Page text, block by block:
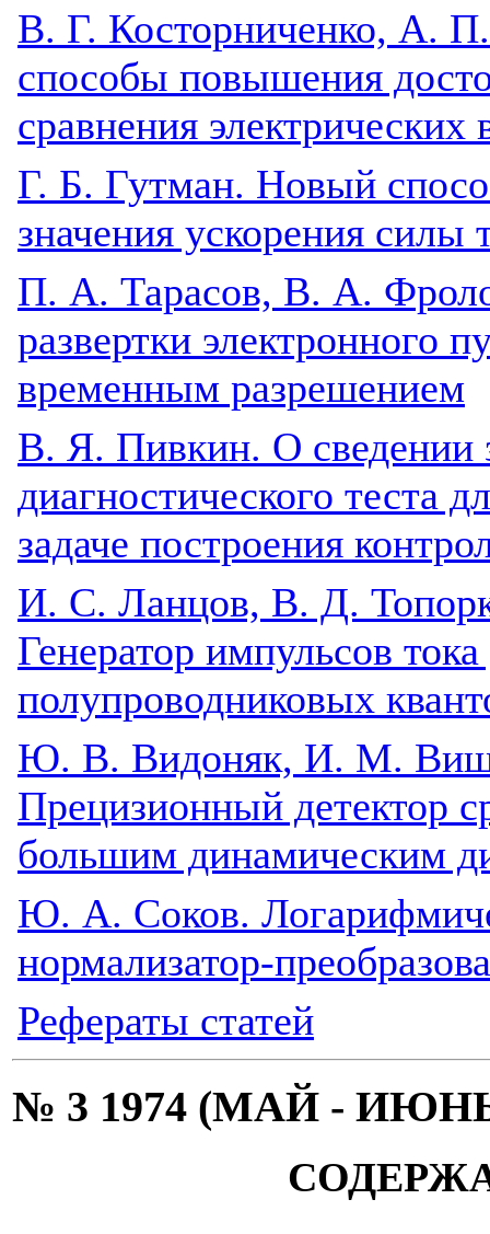
В. Г. Косторниченко, А.
способы повышения
сравнения электрических
Г. Б. Гутман. Новый
значения ускорения силы
П. А. Тарасов, В. А.
развертки электронного
временным разрешением
В. Я. Пивкин. О сведении
диагностического теста
задаче построения
И. С. Ланцов, В. Д.
Генератор импульсов
полупроводниковых
Ю. В. Видоняк, И. М.
Прецизионный детектор
большим динамическим
Ю. А. Соков.
нормализатор-
Рефераты статей
№ 3 1974 (МАЙ -